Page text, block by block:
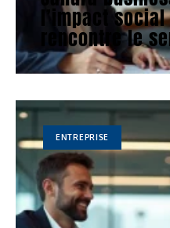
l’impact
rencontre le
ENTREPRISE